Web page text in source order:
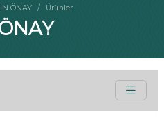
ÖNAY Ürünler